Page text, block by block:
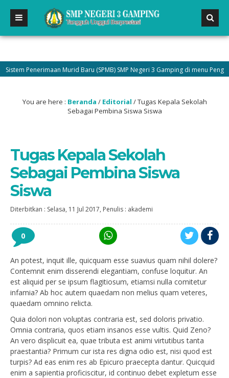
Penerimaan Murid Baru (SPMB) SMP Negeri 3 Gamping di menu
You are here : Beranda / Editorial /Tugas Kepala Sekolah
Sebagai Pembina Siswa Siswa
Tugas Kepala Sekolah
Sebagai Pembina Siswa
Siswa
Diterbitkan : Selasa, 11 Jul 2017, Penulis : akademi
0
An potest, inquit ille, quicquam esse suavius quam nihil dolere?
Contemnit enim disserendi elegantiam, confuse loquitur. An
est aliquid per se ipsum flagitiosum, etiamsi nulla comitetur
infamia? Ab hoc autem quaedam non melius quam veteres,
quaedam omnino relicta.
Quia dolori non voluptas contraria est, sed doloris privatio.
Omnia contraria, quos etiam insanos esse vultis. Quid Zeno?
An vero displicuit ea, quae tributa est animi virtutibus tanta
praestantia? Primum cur ista res digna odio est, nisi quod est
turpis? Ad eas enim res ab Epicuro praecepta dantur. Quicquid
enim a sapientia proficiscitur, id continuo debet expletum esse